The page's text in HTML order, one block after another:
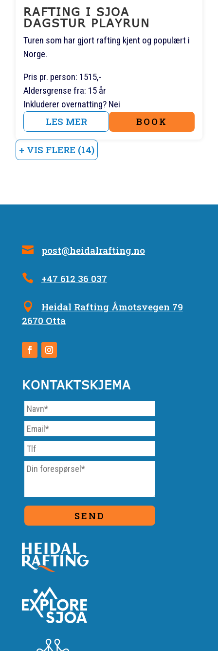
RAFTING I SJOA
DAGSTUR PLAYRUN
Turen som har gjort rafting kjent og populært i
Norge.
Pris pr. person: 1515,-
Aldersgrense fra: 15 år
Inkluderer overnatting? Nei
LES MER BOOK
+ VIS FLERE (14)
post@heidalrafting.no
+47 612 36 037
Heidal Rafting Åmotsvegen 79
2670 Otta
KONTAKTSKJEMA